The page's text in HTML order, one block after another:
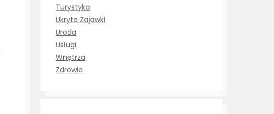
Turystyka
Ukryte Zajawki
Uroda
Usługi
Wnętrza
Zdrowie